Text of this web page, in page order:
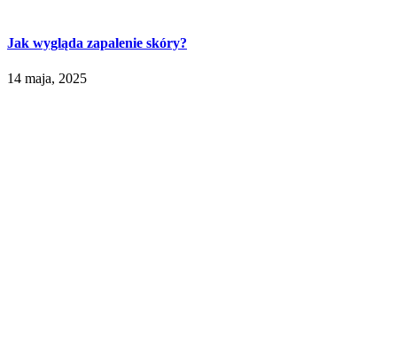
Jak wygląda zapalenie skóry?
14 maja, 2025